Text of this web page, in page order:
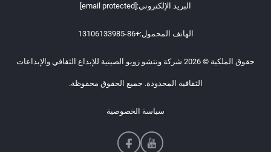
البريد الإلكتروني:[email protected]
الهاتف المحمول:+86-13106133985
حقوق الملكية © 2026 شركة ونتشو زويو الصينية للإبداع الثقافي والإبداعات
الثقافية المحدودة. جميع الحقوق محفوظة.
سياسة الخصوصية